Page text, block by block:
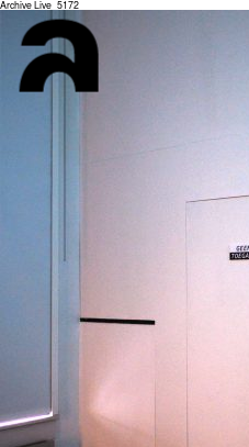
Archive Live_5172